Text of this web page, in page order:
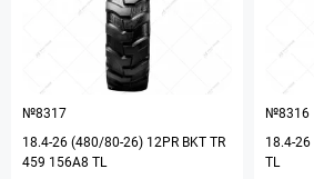
№8317
18.4-26 (480/80-26) 12PR BKT TR
459 156A8 TL
№8316
18.4-26
TL